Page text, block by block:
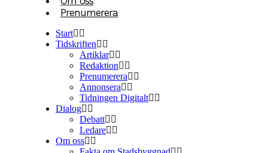
Prenumerera
Start
Tidskriften
Artiklar
Redaktion
Prenumerera
Annonsera
Tidningen Digitalt
Dialog
Debatt
Ledare
Om oss